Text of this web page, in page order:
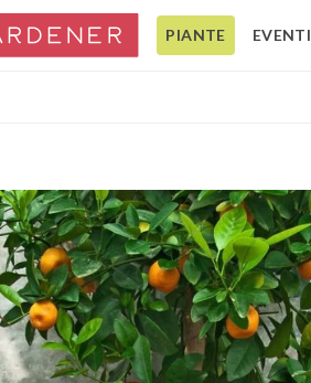
PIANTE EVENTI